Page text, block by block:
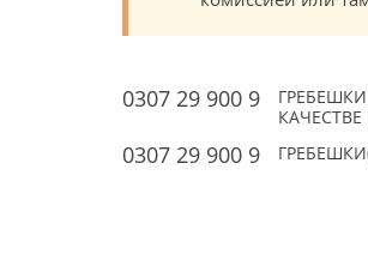
0307 29 900 9
0307 29 900 9